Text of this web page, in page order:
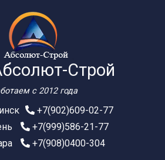
Строй
с 2012 года
+7(902)609-02-77
+7(999)586-21-77
+7(908)0400-304